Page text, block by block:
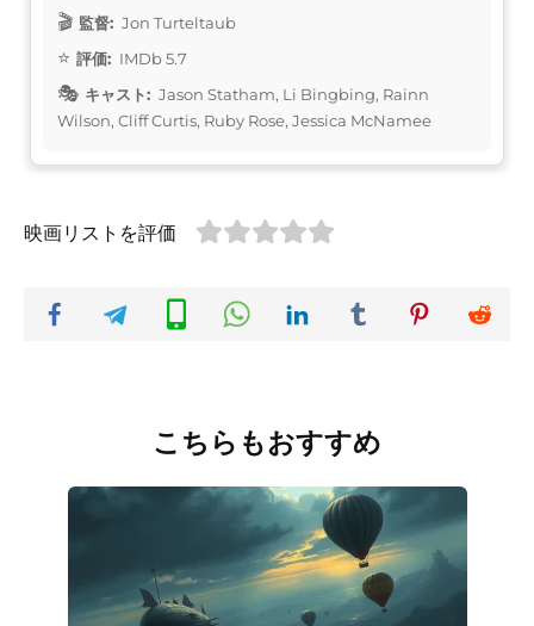
監督: Jon Turteltaub
評価: IMDb 5.7
キャスト: Jason Statham, Li Bingbing, Rainn
Wilson, Cliff Curtis, Ruby Rose, Jessica McNamee
映画リストを評価
こちらもおすすめ